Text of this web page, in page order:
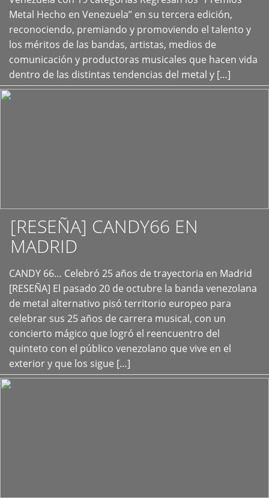
Metal Hecho en Venezuela” en su tercera edición,
reconociendo, premiando y promoviendo el talento y
los méritos de las bandas, artistas, medios de
comunicación y productoras musicales que hacen vida
dentro de las distintas tendencias del metal y […]
+
[RESEÑA] CANDY66 EN
MADRID
CANDY 66… Celebró 25 años de trayectoria en Madrid
[RESEÑA] El pasado 20 de octubre la banda venezolana
de metal alternativo pisó territorio europeo para
celebrar sus 25 años de carrera musical, con un
concierto mágico que logró el reencuentro del
quinteto con el público venezolano que vive en el
exterior y que los sigue […]
+